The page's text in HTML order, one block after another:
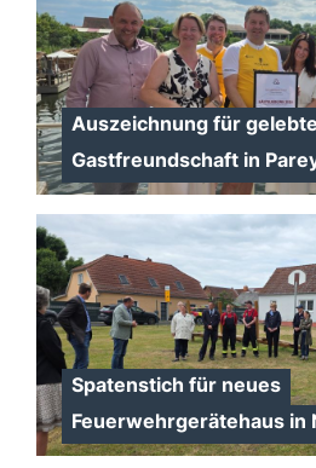
Auszeichnung für gelebte
Gastfreundschaft in
Spatenstich für neues
Feuerwehrgerätehaus in